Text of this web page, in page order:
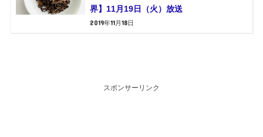
界】11月19日（火）放送
2019年11月18日
スポンサーリンク